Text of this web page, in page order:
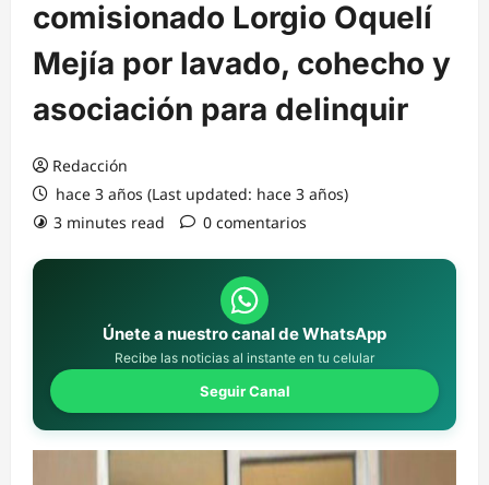
comisionado Lorgio Oquelí
Mejía por lavado, cohecho y
asociación para delinquir
Redacción
hace 3 años (Last updated: hace 3 años)
3 minutes read
0 comentarios
Únete a nuestro canal de WhatsApp
Recibe las noticias al instante en tu celular
Seguir Canal